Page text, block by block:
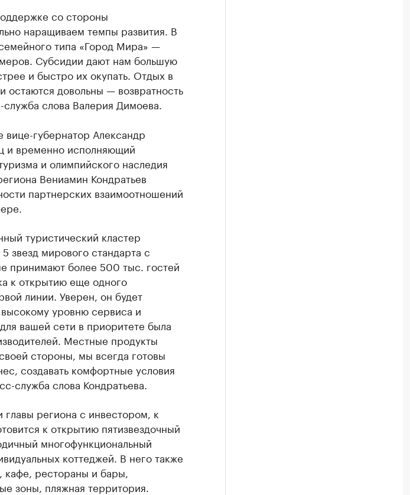
со стороны
наращиваем темпы развития. В
типа «Город Мира» —
Субсидии дают нам большую
и быстро их окупать. Отдых в
остаются довольны — возвратность
слова Валерия Димоева.
вице-губернатор Александр
и временно исполняющий
и олимпийского наследия
Вениамин Кондратьев
партнерских взаимоотношений
туристический кластер
звезд мирового стандарта с
принимают более 500 тыс. гостей
к открытию еще одного
линии. Уверен, он будет
уровню сервиса и
вашей сети в приоритете была
Местные продукты
стороны, мы всегда готовы
создавать комфортные условия
служба слова Кондратьева.
главы региона с инвестором, к
к открытию пятизвездочный
многофункциональный
коттеджей. В него также
рестораны и бары,
зоны, пляжная территория.